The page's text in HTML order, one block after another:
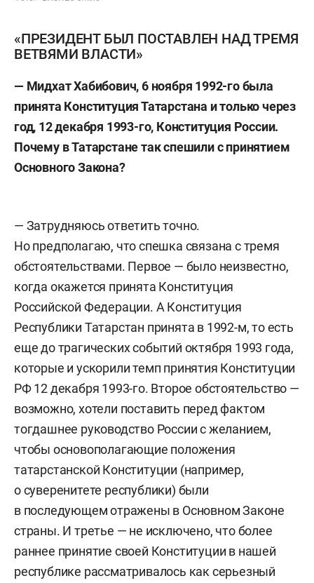
«ПРЕЗИДЕНТ БЫЛ ПОСТАВЛЕН НАД ТРЕМЯ
ВЕТВЯМИ ВЛАСТИ»
— Мидхат Хабибович, 6 ноября 1992-го была
принята Конституция Татарстана и только через
год, 12 декабря 1993-го, Конституция России.
Почему в Татарстане так спешили с принятием
Основного Закона?
— Затрудняюсь ответить точно.
Но предполагаю, что спешка связана с тремя
обстоятельствами. Первое — было неизвестно,
когда окажется принята Конституция
Российской Федерации. А Конституция
Республики Татарстан принята в 1992-м, то есть
еще до трагических событий октября 1993 года,
которые и ускорили темп принятия Конституции
РФ 12 декабря 1993-го. Второе обстоятельство —
возможно, хотели поставить перед фактом
тогдашнее руководство России с желанием,
чтобы основополагающие положения
татарстанской Конституции (например,
о суверенитете республики) были
в последующем отражены в Основном Законе
страны. И третье — не исключено, что более
раннее принятие своей Конституции в нашей
республике рассматривалось как серьезный